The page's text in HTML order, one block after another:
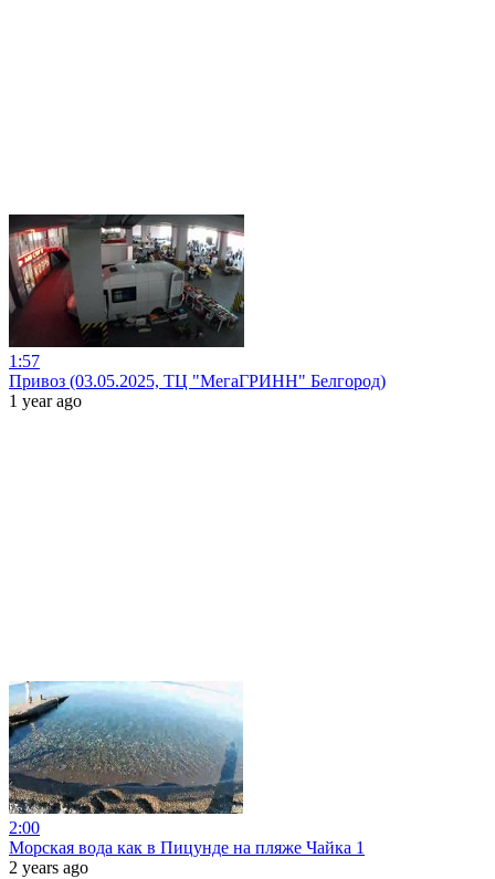
1:57
Привоз (03.05.2025, ТЦ "МегаГРИНН" Белгород)
1 year ago
2:00
Морская вода как в Пицунде на пляже Чайка 1
2 years ago